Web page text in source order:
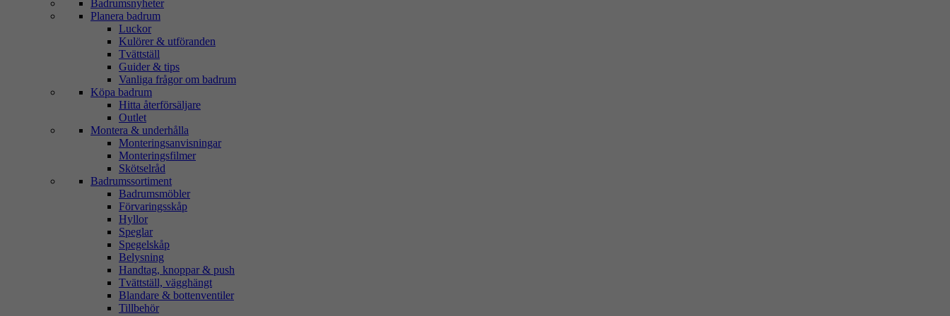
Badrumsnyheter
Planera badrum
Luckor
Kulörer & utföranden
Tvättställ
Guider & tips
Vanliga frågor om badrum
Köpa badrum
Hitta återförsäljare
Outlet
Montera & underhålla
Monteringsanvisningar
Monteringsfilmer
Skötselråd
Badrumssortiment
Badrumsmöbler
Förvaringsskåp
Hyllor
Speglar
Spegelskåp
Belysning
Handtag, knoppar & push
Tvättställ, vägghängt
Blandare & bottenventiler
Tillbehör